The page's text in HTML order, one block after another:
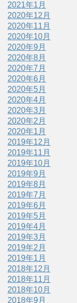
2021年1月
2020年12月
2020年11月
2020年10月
2020年9月
2020年8月
2020年7月
2020年6月
2020年5月
2020年4月
2020年3月
2020年2月
2020年1月
2019年12月
2019年11月
2019年10月
2019年9月
2019年8月
2019年7月
2019年6月
2019年5月
2019年4月
2019年3月
2019年2月
2019年1月
2018年12月
2018年11月
2018年10月
2018年9月